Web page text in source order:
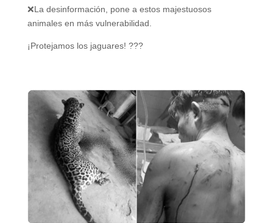
❌️La desinformación, pone a estos majestuosos
animales en más vulnerabilidad.
¡Protejamos los jaguares! ???